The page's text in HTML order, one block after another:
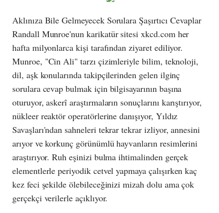
Aklınıza Bile Gelmeyecek Sorulara Şaşırtıcı Cevaplar
Randall Munroe'nun karikatür sitesi xkcd.com her
hafta milyonlarca kişi tarafından ziyaret ediliyor.
Munroe, "Cin Ali" tarzı çizimleriyle bilim, teknoloji,
dil, aşk konularında takipçilerinden gelen ilginç
sorulara cevap bulmak için bilgisayarının başına
oturuyor, askerî araştırmaların sonuçlarını karıştırıyor,
nükleer reaktör operatörlerine danışıyor, Yıldız
Savaşları'ndan sahneleri tekrar tekrar izliyor, annesini
arıyor ve korkunç görünümlü hayvanların resimlerini
araştırıyor. Ruh eşinizi bulma ihtimalinden gerçek
elementlerle periyodik cetvel yapmaya çalışırken kaç
kez feci şekilde ölebileceğinizi mizah dolu ama çok
gerçekçi verilerle açıklıyor.